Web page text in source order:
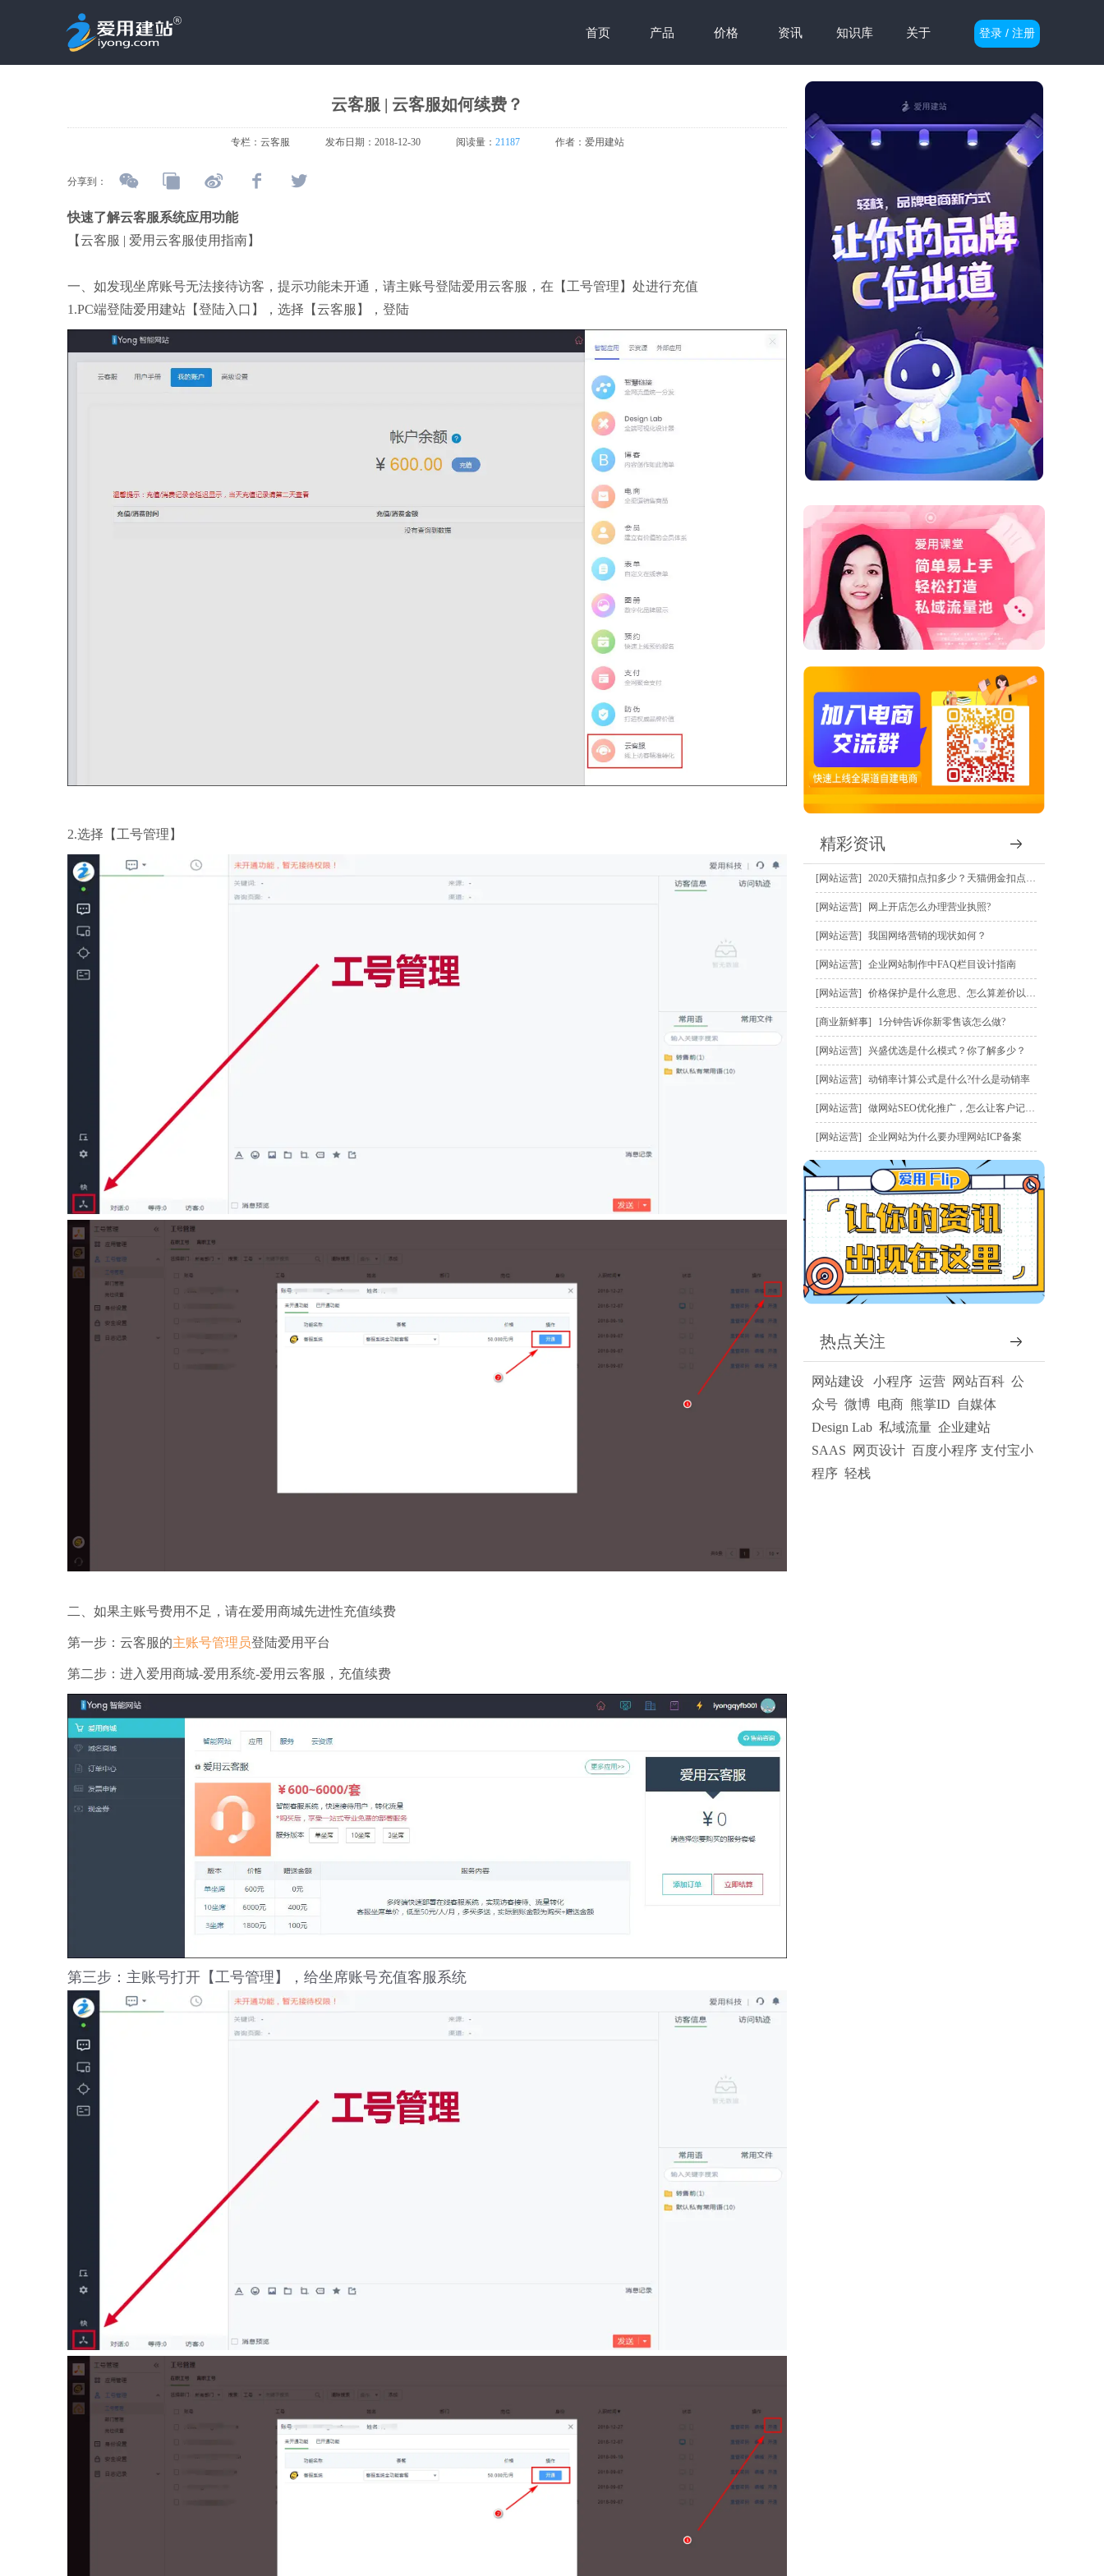
登录 / 注册
首页 产品 价格 资讯 知识库 关于
云客服 | 云客服如何续费？
专栏： 云客服 发布日期： 2018-12-30 阅读量： 21187 作者： 爱用建站
分享到：
快速了解云客服系统应用功能
【云客服 | 爱用云客服使用指南】
一、如发现坐席账号无法接待访客，提示功能未开通，请主账号登陆爱用云客服，在【工号管理】处进行充值
1.PC端登陆爱用建站【登陆入口】，选择【云客服】，登陆
2.选择【工号管理】
二、如果主账号费用不足，请在爱用商城先进性充值续费
第一步：云客服的主账号管理员登陆爱用平台
第二步：进入爱用商城-爱用系统-爱用云客服，充值续费
第三步：主账号打开【工号管理】，给坐席账号充值客服系统
精彩资讯
网站运营 2020天猫扣点扣多少？天猫佣金扣点规则？
网站运营 网上开店怎么办理营业执照?
网站运营 我国网络营销的现状如何？
网站运营 企业网站制作中FAQ栏目设计指南
网站运营 价格保护是什么意思、怎么算差价以及怎么申请价保赔偿？
商业新鲜事 1分钟告诉你新零售该怎么做?
网站运营 兴盛优选是什么模式？你了解多少？
网站运营 动销率计算公式是什么?什么是动销率
网站运营 做网站SEO优化推广，怎么让客户记住我？
网站运营 企业网站为什么要办理网站ICP备案
热点关注
网站建设 小程序 运营 网站百科 公
众号 微博 电商 熊掌ID
自媒体
Design Lab 私域流量 企业建站
SAAS
网页设计 百度小程序 支付宝小
程序 轻栈